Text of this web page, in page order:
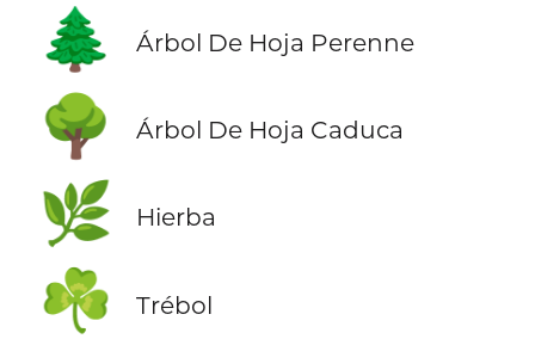
🌲 Árbol De Hoja Perenne
🌳 Árbol De Hoja Caduca
🌿 Hierba
☘️ Trébol